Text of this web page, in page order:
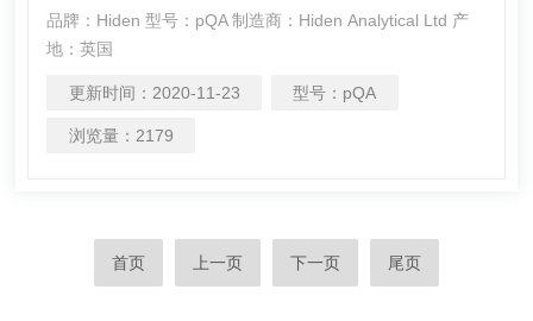
品牌：Hiden 型号：pQA 制造商：Hiden Analytical Ltd 产
地：英国
更新时间： 2020-11-23 型号： pQA
浏览量： 2179
首页 上一页 下一页 尾页